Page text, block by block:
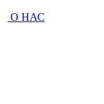
О НАС